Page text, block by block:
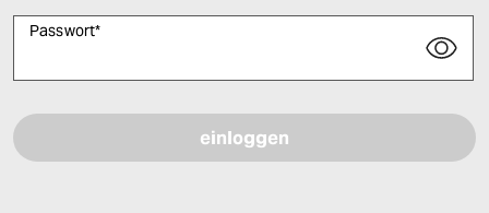
Passwort*